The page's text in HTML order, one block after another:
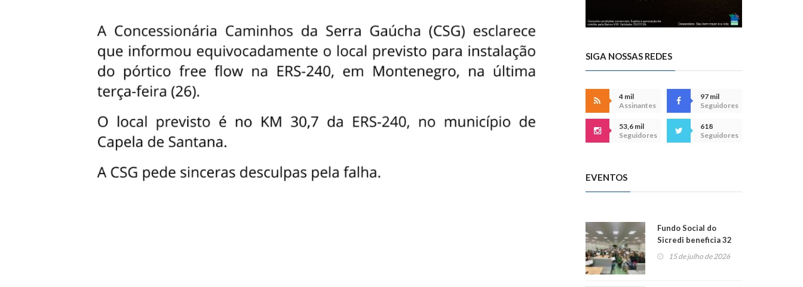
SIGA NOSSAS REDES
4 mil
Assinantes
97 mil
Seguidores
53,6 mil
Seguidores
618
Seguidores
EVENTOS
Fundo Social do
Sicredi beneficia 32
projetos em
15 de julho de 2026